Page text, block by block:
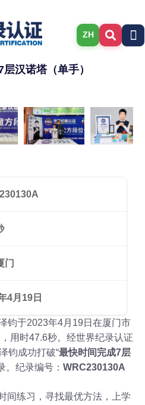
ZH
汉诺塔（单手）
门
4月19日
钧于2023年4月19日在厦门市
用时47.6秒。经世界纪录认证
钧成功打破“最快时间完成7层
。纪录编号： WRC230130A
间练习，寻找最优方法，上学